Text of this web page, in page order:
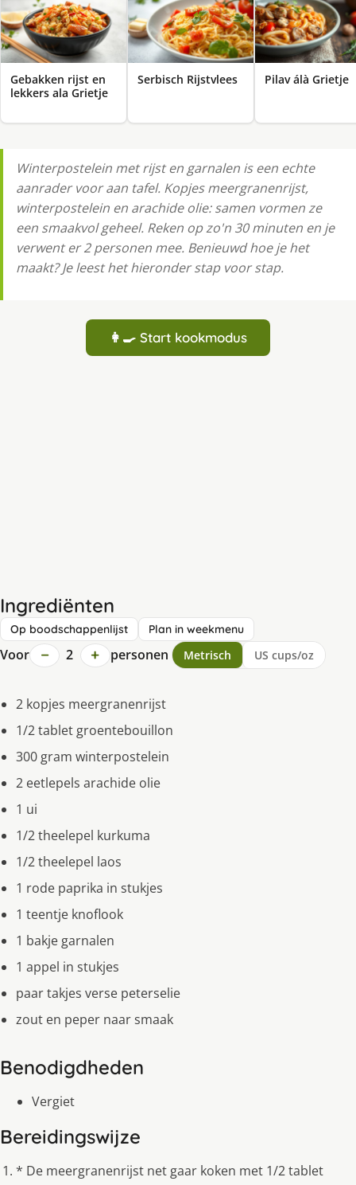
Gebakken rijst en
lekkers ala Grietje
Serbisch Rijstvlees Pilav álà Grietje
Winterpostelein met rijst en garnalen is een echte
aanrader voor aan tafel. Kopjes meergranenrijst,
winterpostelein en arachide olie: samen vormen ze
een smaakvol geheel. Reken op zo'n 30 minuten en je
verwent er 2 personen mee. Benieuwd hoe je het
maakt? Je leest het hieronder stap voor stap.
👩‍🍳 Start kookmodus
Ingrediënten
Op boodschappenlijst Plan in weekmenu
Voor − 2 + personen Metrisch US cups/oz
2 kopjes meergranenrijst
1/2 tablet groentebouillon
300 gram winterpostelein
2 eetlepels arachide olie
1 ui
1/2 theelepel kurkuma
1/2 theelepel laos
1 rode paprika in stukjes
1 teentje knoflook
1 bakje garnalen
1 appel in stukjes
paar takjes verse peterselie
zout en peper naar smaak
Benodigdheden
Vergiet
Bereidingswijze
* De meergranenrijst net gaar koken met 1/2 tablet